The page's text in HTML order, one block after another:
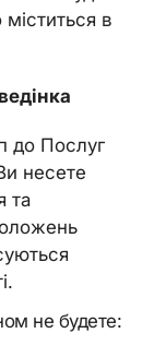
в
до Послуг
несете
та
не будете: